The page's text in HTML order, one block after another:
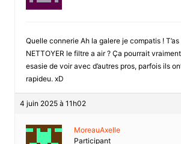
Quelle connerie Ah la galere je compatis !
NETTOYER le filtre a air ? Ça pourrait
esasie de voir avec d’autres pros, parfois ils
rapideu. xD
4 juin 2025 à 11h02
MoreauAxelle
Participant